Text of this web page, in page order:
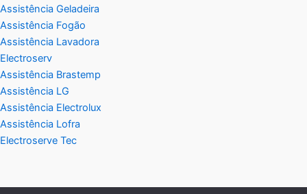
Assistência Geladeira
Assistência Fogão
Assistência Lavadora
Electroserv
Assistência Brastemp
Assistência LG
Assistência Electrolux
Assistência Lofra
Electroserve Tec